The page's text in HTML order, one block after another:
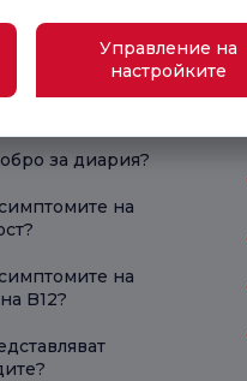
за диария?
на
на
B12?
Управление на
настройките